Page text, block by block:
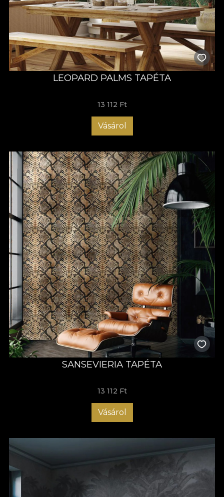
LEOPARD PALMS TAPÉTA
13 112 Ft
Vásárol
SANSEVIERIA TAPÉTA
13 112 Ft
Vásárol